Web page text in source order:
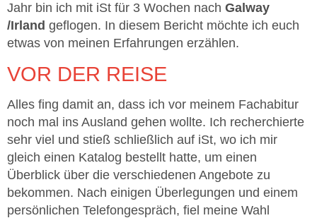
Jahr bin ich mit iSt für 3 Wochen nach Galway
/Irland geflogen. In diesem Bericht möchte ich euch
etwas von meinen Erfahrungen erzählen.
VOR DER REISE
Alles fing damit an, dass ich vor meinem Fachabitur
noch mal ins Ausland gehen wollte. Ich recherchierte
sehr viel und stieß schließlich auf iSt, wo ich mir
gleich einen Katalog bestellt hatte, um einen
Überblick über die verschiedenen Angebote zu
bekommen. Nach einigen Überlegungen und einem
persönlichen Telefongespräch, fiel meine Wahl